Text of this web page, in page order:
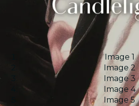
Image 1
Image 2
Image 3
Image 4
Image 5